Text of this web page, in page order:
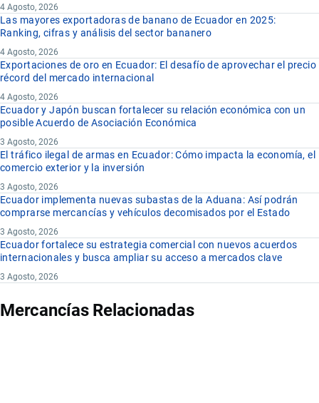
4 Agosto, 2026
Las mayores exportadoras de banano de Ecuador en 2025:
Ranking, cifras y análisis del sector bananero
4 Agosto, 2026
Exportaciones de oro en Ecuador: El desafío de aprovechar el precio
récord del mercado internacional
4 Agosto, 2026
Ecuador y Japón buscan fortalecer su relación económica con un
posible Acuerdo de Asociación Económica
3 Agosto, 2026
El tráfico ilegal de armas en Ecuador: Cómo impacta la economía, el
comercio exterior y la inversión
3 Agosto, 2026
Ecuador implementa nuevas subastas de la Aduana: Así podrán
comprarse mercancías y vehículos decomisados por el Estado
3 Agosto, 2026
Ecuador fortalece su estrategia comercial con nuevos acuerdos
internacionales y busca ampliar su acceso a mercados clave
3 Agosto, 2026
Mercancías Relacionadas